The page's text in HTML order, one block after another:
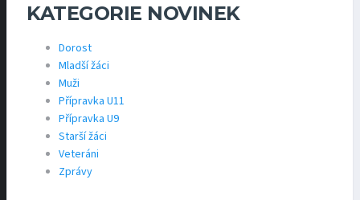
KATEGORIE NOVINEK
Dorost
Mladší žáci
Muži
Přípravka U11
Přípravka U9
Starší žáci
Veteráni
Zprávy